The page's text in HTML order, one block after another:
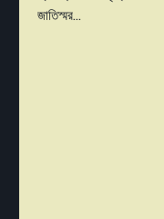
জাতিস্মর...